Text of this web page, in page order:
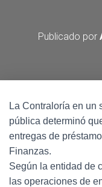
Publicado por
La Contraloría en un
pública determinó
entregas de
Finanzas.
Según la entidad de
las operaciones de